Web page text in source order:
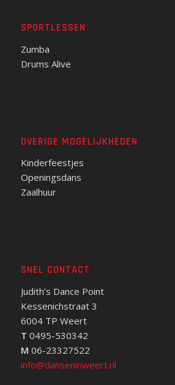
SPORTLESSEN
Zumba
Drums Alive
OVERIGE MOGELIJKHEDEN
Kinderfeestjes
Openingsdans
Zaalhuur
SNEL CONTACT
Judith’s Dance Point
Kessenichstraat 3
6004 TP Weert
T 0495-530342
M 06-23327522
info@danseninweert.nl